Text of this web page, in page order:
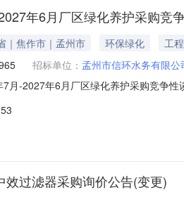
年6月厂区绿化养护采购竞
｜焦作市｜孟州市 环保绿化
工程
招标单位： 孟州市信环水务有限公
月-2027年6月厂区绿化养护采购竞争
18639138823八、竞谈方式：公开竞
效过滤器采购询价公告(变更)